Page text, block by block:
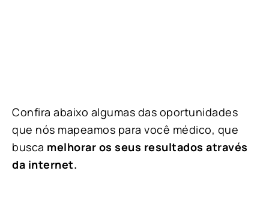
Confira abaixo algumas das oportunidades
que nós mapeamos para você médico, que
busca melhorar os seus resultados através
da internet.